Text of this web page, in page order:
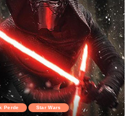
Perde Star Wars